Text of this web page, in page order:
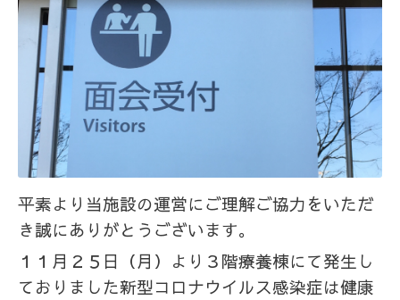
平素より当施設の運営にご理解ご協力をいただ
き誠にありがとうございます。
１１月２５日（月）より３階療養棟にて発生し
ておりました新型コロナウイルス感染症は健康